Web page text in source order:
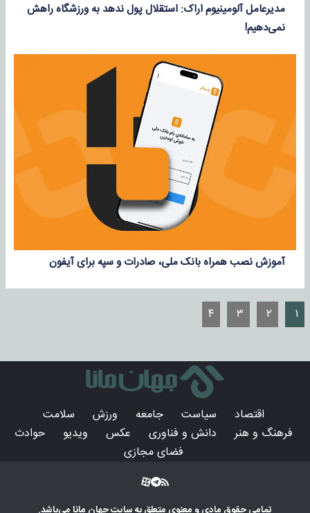
مدیرعامل آلومینیوم اراک: استقلال پول ندهد به ورزشگاه راهش
نمی‌دهیم!
آموزش نصب همراه بانک ملی، صادرات و سپه برای آیفون
۱ ۲ ۳ ۴
اقتصاد سیاست جامعه ورزش
سلامت
فرهنگ و هنر
دانش و فناوری عکس ویدیو
حوادث
فضای مجازی